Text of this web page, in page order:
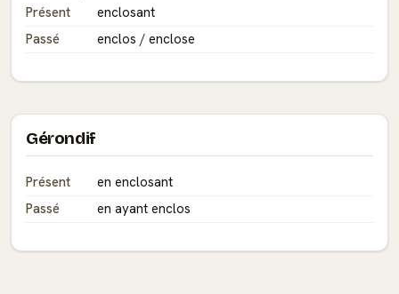
Présent
enclosant
Passé
enclos / enclose
Gérondif
Présent
en enclosant
Passé
en ayant enclos